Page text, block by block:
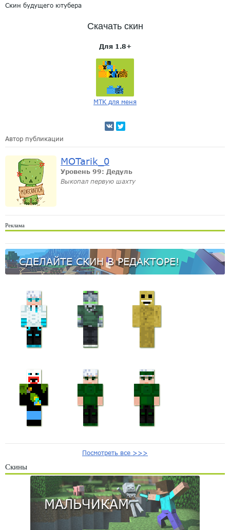
Скин будущего ютубера
Скачать скин
Для 1.8+
MTK для меня
Автор публикации
MOTarik_0
Уровень 99: Дедуль
Выкопал первую шахту
Реклама
СДЕЛАЙТЕ СКИН В РЕДАКТОРЕ!
Посмотреть все >>>
Скины
МАЛЬЧИКАМ